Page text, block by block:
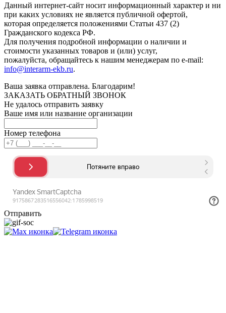
Данный интернет-сайт носит информационный характер и ни
при каких условиях не является публичной офертой,
которая определяется положениями Статьи 437 (2)
Гражданского кодекса РФ.
Для получения подробной информации о наличии и
стоимости указанных товаров и (или) услуг,
пожалуйста, обращайтесь к нашим менеджерам по e-mail:
info@interarm-ekb.ru.
Ваша заявка отправлена. Благодарим!
ЗАКАЗАТЬ ОБРАТНЫЙ ЗВОНОК
Не удалось отправить заявку
Ваше имя или название организации
Номер телефона
Отправить